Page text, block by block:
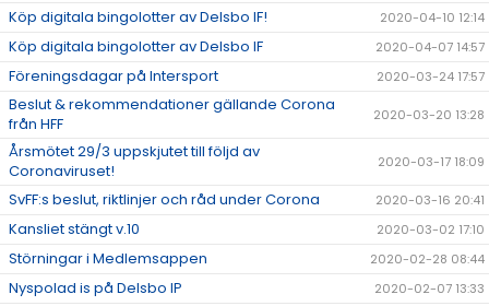
Köp digitala bingolotter av Delsbo IF! 2020-04-10 12:14
Köp digitala bingolotter av Delsbo IF 2020-04-07 14:57
Föreningsdagar på Intersport 2020-03-24 17:57
Beslut & rekommendationer gällande Corona
från HFF
2020-03-20 13:28
Årsmötet 29/3 uppskjutet till följd av
Coronaviruset!
2020-03-17 18:09
SvFF:s beslut, riktlinjer och råd under Corona 2020-03-16 20:41
Kansliet stängt v.10 2020-03-02 17:10
Störningar i Medlemsappen 2020-02-28 08:44
Nyspolad is på Delsbo IP 2020-02-07 13:33